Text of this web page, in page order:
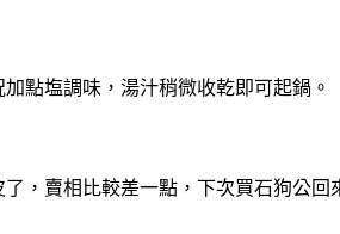
點塩調味，湯汁稍微收乾即可起鍋。
，賣相比較差一點，下次買石狗公回